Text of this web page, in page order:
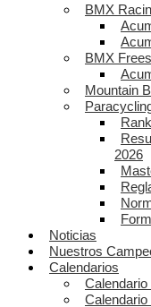
BMX
BMX
Mountain
2026
Noticias
Nuestros
Calendarios